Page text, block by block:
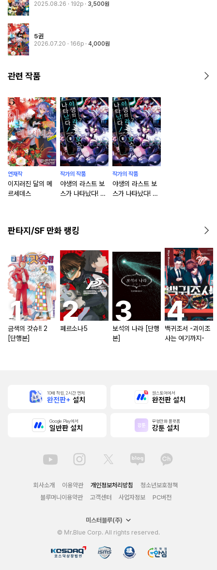
2025.08.26 · 192p 3,500원
5권
2026.07.20 · 166p 4,000원
관련 작품
연재작
이지러진 달의 메
르세데스
작가의 작품
야생의 라스트 보
스가 나타났다! 흑
작가의 작품
야생의 라스트 보
스가 나타났다! 흑
판타지/SF 만화 랭킹
금색의 갓슈!! 2
[단행본]
페르소나5
보석의 나라 [단행
본]
백귀조서 -괴이조
사는 여기까지-
10배 적립, 2시간 먼저
완전판+ 설치
원스토어에서
완전판 설치
Google Play에서
일반판 설치
무협만화 플랫폼
강툰 설치
회사소개 이용약관 개인정보처리방침
청소년보호정책
블루머니이용약관
고객센터 사업자정보 PC버전
미스터블루(주)
© Mr.Blue Corp. All rights reserved.